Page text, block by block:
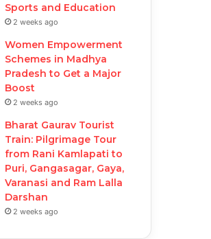
Sports and Education
2 weeks ago
Women Empowerment
Schemes in Madhya
Pradesh to Get a Major
Boost
2 weeks ago
Bharat Gaurav Tourist
Train: Pilgrimage Tour
from Rani Kamlapati to
Puri, Gangasagar, Gaya,
Varanasi and Ram Lalla
Darshan
2 weeks ago